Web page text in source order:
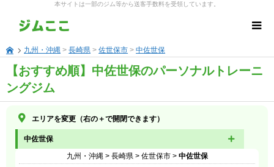
本サイトは一部のジム等から送客手数料を受領しています。
九州・沖縄 >長崎県 >佐世保市 >中佐世保
【おすすめ順】中佐世保のパーソナルトレーニ
ングジム
エリアを変更（右の＋で開閉できます）
中佐世保
九州・沖縄> 長崎県> 佐世保市> 中佐世保